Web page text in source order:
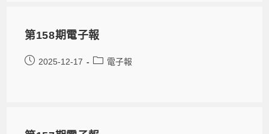
第158期電子報
2025-12-17 電子報